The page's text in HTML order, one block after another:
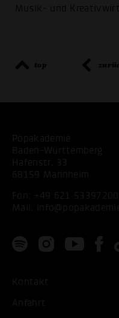
Musik- und
top
Popakademie
Baden-Württemberg
Hafenstr. 33
68159 Mannheim
Fon:
+49 621 53397200
Mail:
Kontakt
Anfahrt